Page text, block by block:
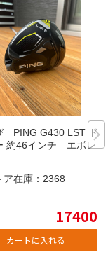
PING G430 LST ド
約46インチ エボレー
在庫： 2368
17400
カートに入れる